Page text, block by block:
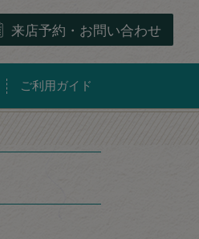
来店予約・お問い合わせ
ご利用ガイド